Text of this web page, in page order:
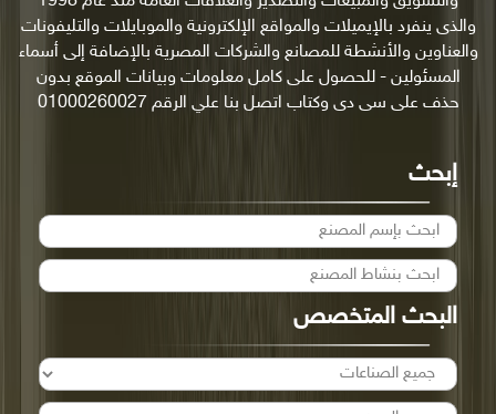
والذى ينفرد بالإيميلات والمواقع الإلكترونية والموبايلات والتليفونات
والعناوين والأنشطة للمصانع والشركات المصرية بالإضافة إلى أسماء
المسئولين - للحصول على كامل معلومات وبيانات الموقع بدون
حذف على سى دى وكتاب اتصل بنا علي الرقم 01000260027
إبحث
البحث المتخصص